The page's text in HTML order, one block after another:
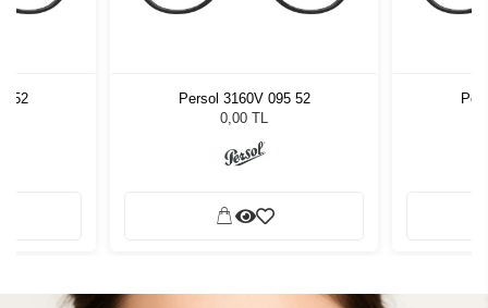
52
Persol 3160V 095 52
0,00 TL